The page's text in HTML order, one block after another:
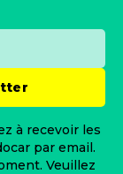
à recevoir les
par email.
Veuillez